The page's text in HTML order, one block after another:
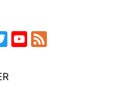
TwitterYouTube